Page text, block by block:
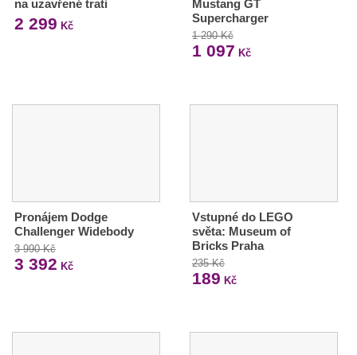
na uzavřené trati
2 299 Kč
Mustang GT
Supercharger
1 290 Kč
1 097 Kč
Pronájem Dodge
Challenger Widebody
3 990 Kč
3 392 Kč
Vstupné do LEGO
světa: Museum of
Bricks Praha
235 Kč
189 Kč